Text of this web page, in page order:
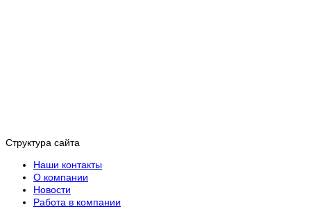
Структура сайта
Наши контакты
О компании
Новости
Работа в компании